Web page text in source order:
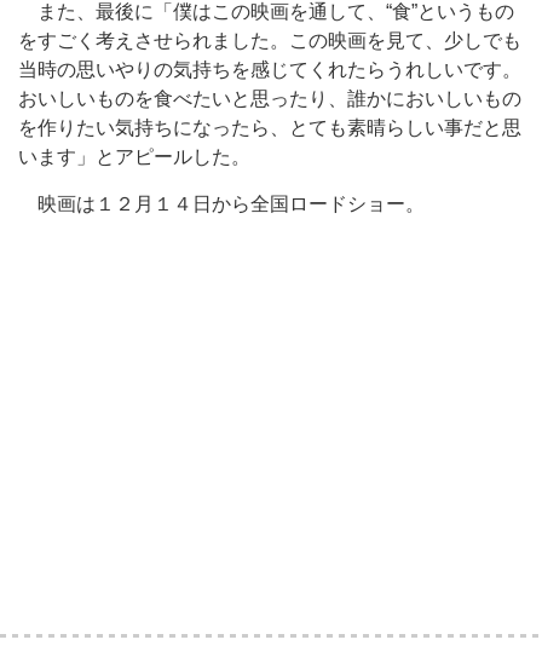
また、最後に「僕はこの映画を通して、“食”というもの
をすごく考えさせられました。この映画を見て、少しでも
当時の思いやりの気持ちを感じてくれたらうれしいです。
おいしいものを食べたいと思ったり、誰かにおいしいもの
を作りたい気持ちになったら、とても素晴らしい事だと思
います」とアピールした。
映画は１２月１４日から全国ロードショー。